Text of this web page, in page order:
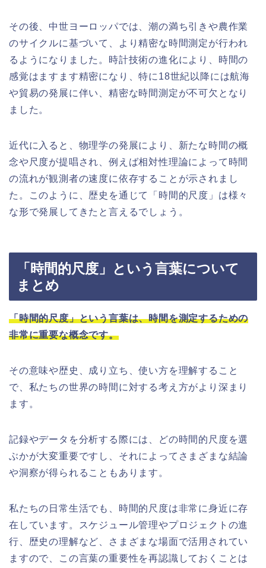
その後、中世ヨーロッパでは、潮の満ち引きや農作業
のサイクルに基づいて、より精密な時間測定が行われ
るようになりました。時計技術の進化により、時間の
感覚はますます精密になり、特に18世紀以降には航海
や貿易の発展に伴い、精密な時間測定が不可欠となり
ました。
近代に入ると、物理学の発展により、新たな時間の概
念や尺度が提唱され、例えば相対性理論によって時間
の流れが観測者の速度に依存することが示されまし
た。このように、歴史を通じて「時間的尺度」は様々
な形で発展してきたと言えるでしょう。
「時間的尺度」という言葉について
まとめ
「時間的尺度」という言葉は、時間を測定するための
非常に重要な概念です。
その意味や歴史、成り立ち、使い方を理解すること
で、私たちの世界の時間に対する考え方がより深まり
ます。
記録やデータを分析する際には、どの時間的尺度を選
ぶかが大変重要ですし、それによってさまざまな結論
や洞察が得られることもあります。
私たちの日常生活でも、時間的尺度は非常に身近に存
在しています。スケジュール管理やプロジェクトの進
行、歴史の理解など、さまざまな場面で活用されてい
ますので、この言葉の重要性を再認識しておくことは